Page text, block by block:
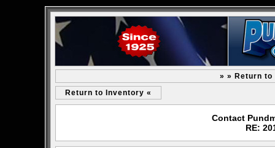
» » Return to
Return to Inventory «
Contact
RE: